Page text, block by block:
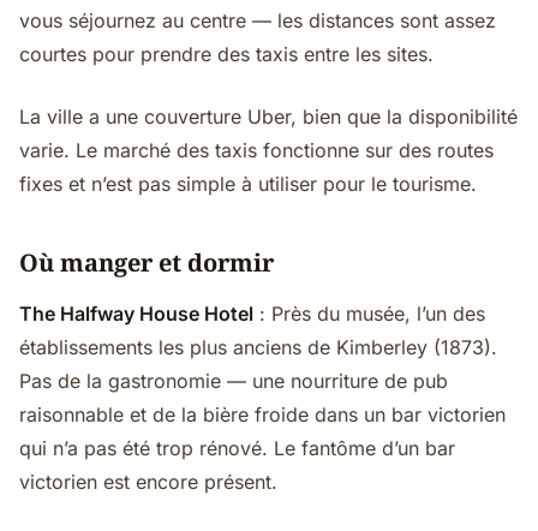
vous séjournez au centre — les distances sont assez
courtes pour prendre des taxis entre les sites.
La ville a une couverture Uber, bien que la disponibilité
varie. Le marché des taxis fonctionne sur des routes
fixes et n’est pas simple à utiliser pour le tourisme.
Où manger et dormir
The Halfway House Hotel : Près du musée, l’un des
établissements les plus anciens de Kimberley (1873).
Pas de la gastronomie — une nourriture de pub
raisonnable et de la bière froide dans un bar victorien
qui n’a pas été trop rénové. Le fantôme d’un bar
victorien est encore présent.